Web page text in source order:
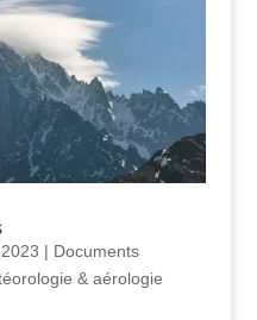
| Documents
& aérologie